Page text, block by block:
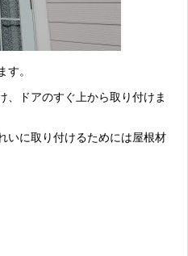
す。
、ドアのすぐ上から取り付けま
いに取り付けるためには屋根材